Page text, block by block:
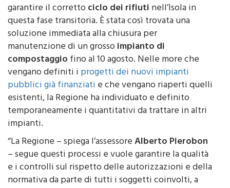
LaRegioneha definito nei giorni scorsi il piano per
garantire il correttociclo dei rifiutinell’Isola in
questa fase transitoria. È stata così trovata una
soluzione immediata alla chiusura per
manutenzione di un grossoimpianto di
compostaggiofino al 10 agosto. Nelle more che
vengano definiti iprogetti dei nuovi impianti
pubblici già finanziatie che vengano riaperti quelli
esistenti, la Regione ha individuato e definito
temporaneamente i quantitativi da trattare in altri
impianti.
“La Regione – spiega l’assessoreAlberto Pierobon
– segue questi processi e vuole garantire la qualità
e i controlli sul rispetto delle autorizzazioni e della